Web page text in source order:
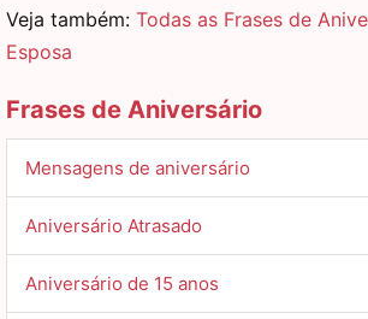
Veja também: Todas as Frases de
Esposa
Frases de Aniversário
Mensagens de aniversário
Aniversário Atrasado
Aniversário de 15 anos